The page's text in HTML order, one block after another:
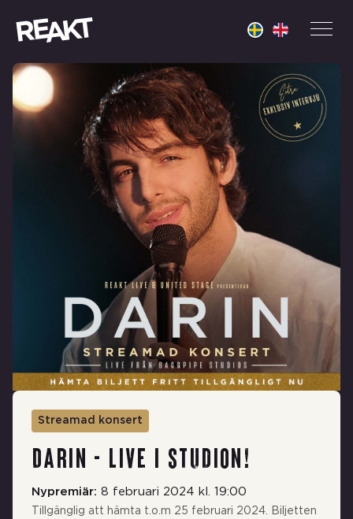
Streamad konsert
Darin - Live I studion!
Nypremiär: 8 februari 2024 kl. 19:00
Tillgänglig att hämta t.o.m 25 februari 2024. Biljetten